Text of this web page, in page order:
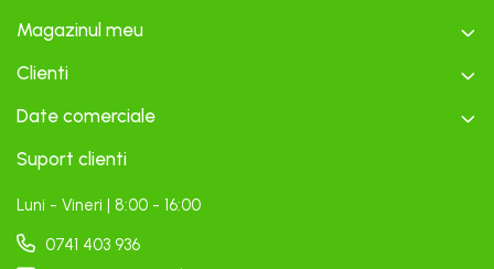
Magazinul meu
Clienti
Date comerciale
Suport clienti
Luni - Vineri | 8:00 - 16:00
0741 403 936